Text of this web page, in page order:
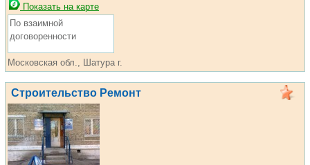
Показать на карте
По взаимной
договоренности
Московская обл., Шатура г.
Строительство Ремонт